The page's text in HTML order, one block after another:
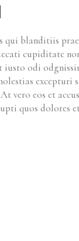
qui blanditiis
cupiditate
odi
excepturi
eos et
quos dolores